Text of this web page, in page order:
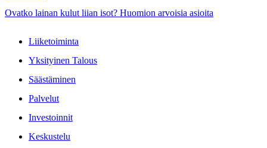
Ovatko lainan kulut liian isot? Huomion arvoisia asioita
Liiketoiminta
Yksityinen Talous
Säästäminen
Palvelut
Investoinnit
Keskustelu